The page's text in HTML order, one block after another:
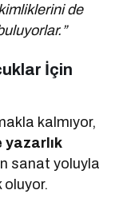
de
İçin
kalmıyor,
yazarlık
sanat yoluyla
oluyor.